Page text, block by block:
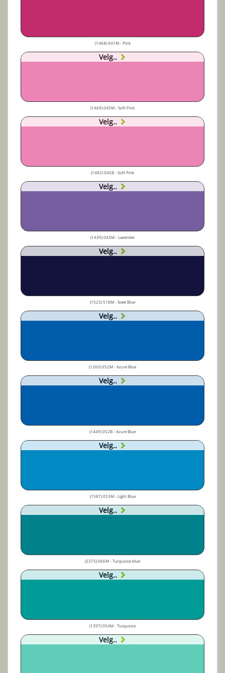
(1468) 041M - Pink
Velg..
(1469) 045M - Soft Pink
Velg..
(1482) 045B - Soft Pink
Velg..
(1439) 043M - Lavender
Velg..
(1523) 518M - Steel Blue
Velg..
(1260) 052M - Azure Blue
Velg..
(1449) 052B - Azure Blue
Velg..
(1587) 053M - Light Blue
Velg..
(2375) 066M - Turquoise blue
Velg..
(1397) 054M - Turquoise
Velg..